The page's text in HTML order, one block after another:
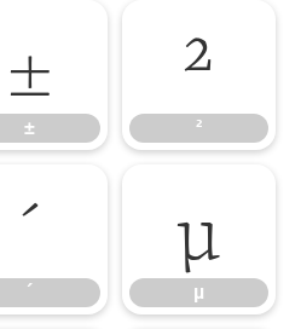
±
±
²
²
´
´
µ
µ